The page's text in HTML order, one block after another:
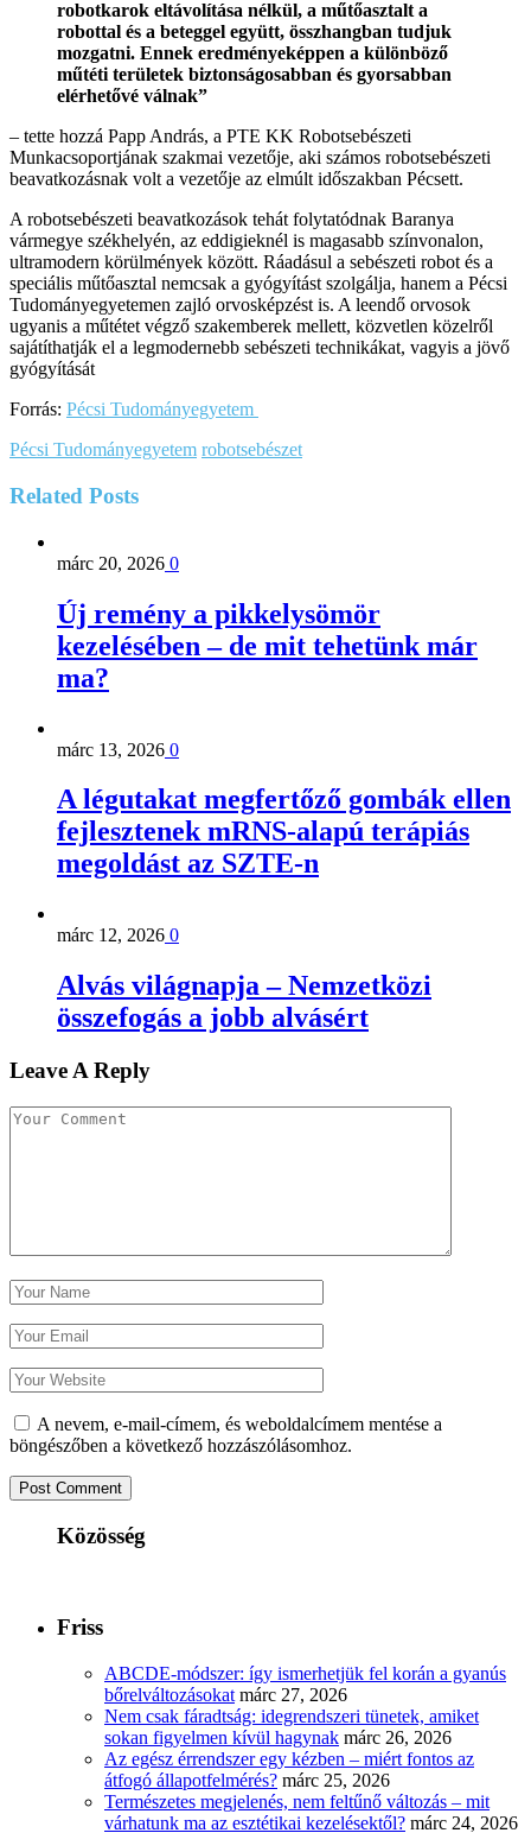
robotkarok eltávolítása nélkül, a műtőasztalt a
robottal és a beteggel együtt, összhangban tudjuk
mozgatni. Ennek eredményeképpen a különböző
műtéti területek biztonságosabban és gyorsabban
elérhetővé válnak”
– tette hozzá Papp András, a PTE KK Robotsebészeti
Munkacsoportjának szakmai vezetője, aki számos robotsebészeti
beavatkozásnak volt a vezetője az elmúlt időszakban Pécsett.
A robotsebészeti beavatkozások tehát folytatódnak Baranya
vármegye székhelyén, az eddigieknél is magasabb színvonalon,
ultramodern körülmények között. Ráadásul a sebészeti robot és a
speciális műtőasztal nemcsak a gyógyítást szolgálja, hanem a Pécsi
Tudományegyetemen zajló orvosképzést is. A leendő orvosok
ugyanis a műtétet végző szakemberek mellett, közvetlen közelről
sajátíthatják el a legmodernebb sebészeti technikákat, vagyis a jövő
gyógyítását
Forrás: Pécsi Tudományegyetem
Pécsi Tudományegyetem robotsebészet
Related Posts
márc 20, 2026 0
Új remény a pikkelysömör
kezelésében – de mit tehetünk már
ma?
márc 13, 2026 0
A légutakat megfertőző gombák ellen
fejlesztenek mRNS-alapú terápiás
megoldást az SZTE-n
márc 12, 2026 0
Alvás világnapja – Nemzetközi
összefogás a jobb alvásért
Leave A Reply
A nevem, e-mail-címem, és weboldalcímem mentése a
böngészőben a következő hozzászólásomhoz.
Közösség
Friss
ABCDE‑módszer: így ismerhetjük fel korán a gyanús
bőrelváltozásokat márc 27, 2026
Nem csak fáradtság: idegrendszeri tünetek, amiket
sokan figyelmen kívül hagynak márc 26, 2026
Az egész érrendszer egy kézben – miért fontos az
átfogó állapotfelmérés? márc 25, 2026
Természetes megjelenés, nem feltűnő változás – mit
várhatunk ma az esztétikai kezelésektől? márc 24, 2026